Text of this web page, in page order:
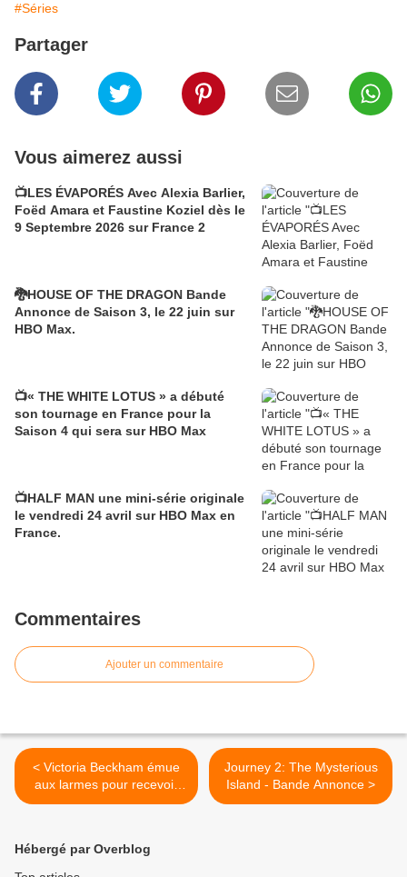
#Séries
Partager
Vous aimerez aussi
📺LES ÉVAPORÉS Avec Alexia Barlier,
Foëd Amara et Faustine Koziel dès le
9 Septembre 2026 sur France 2
🐉HOUSE OF THE DRAGON Bande
Annonce de Saison 3, le 22 juin sur
HBO Max.
📺« THE WHITE LOTUS » a débuté
son tournage en France pour la
Saison 4 qui sera sur HBO Max
📺HALF MAN une mini‑série originale
le vendredi 24 avril sur HBO Max en
France.
Commentaires
Ajouter un commentaire
< Victoria Beckham émue
aux larmes pour recevoir
son oscar de la mode à
Journey 2: The Mysterious
Island - Bande Annonce >
Hébergé par Overblog